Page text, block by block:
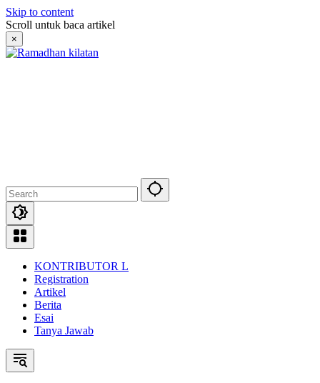
Skip to content
Scroll untuk baca artikel
×
KONTRIBUTOR L
Registration
Artikel
Berita
Esai
Tanya Jawab